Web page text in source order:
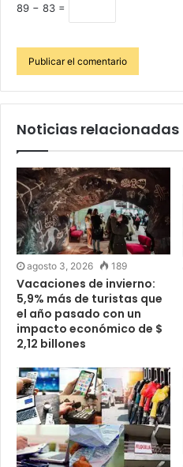
89 − 83 =
Noticias relacionadas
agosto 3, 2026 189
Vacaciones de invierno:
5,9% más de turistas que
el año pasado con un
impacto económico de $
2,12 billones